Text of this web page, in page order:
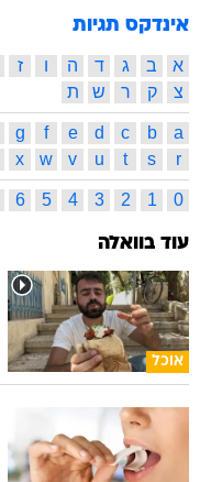
אינדקס תגיות
א ב ג ד ה ו ז
צ
ק ר ש ת
a
b
c
d
e
f
g
r
s
t
u
v
w
x
0
1
2
3
4
5
6
עוד בוואלה
אוכל